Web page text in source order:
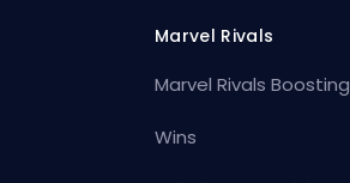
Marvel Rivals
Marvel Rivals Boosting
Wins